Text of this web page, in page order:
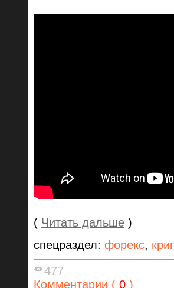
( Читать дальше )
спецраздел: форекс,
477
Комментарии ( 0 )